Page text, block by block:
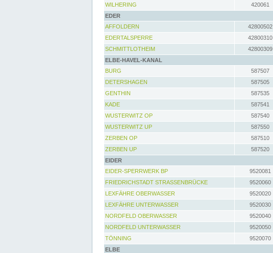
WILHERING
420061
EDER
AFFOLDERN
42800502
EDERTALSPERRE
42800310
SCHMITTLOTHEIM
42800309
ELBE-HAVEL-KANAL
BURG
587507
DETERSHAGEN
587505
GENTHIN
587535
KADE
587541
WUSTERWITZ OP
587540
WUSTERWITZ UP
587550
ZERBEN OP
587510
ZERBEN UP
587520
EIDER
EIDER-SPERRWERK BP
9520081
FRIEDRICHSTADT STRASSENBRÜCKE
9520060
LEXFÄHRE OBERWASSER
9520020
LEXFÄHRE UNTERWASSER
9520030
NORDFELD OBERWASSER
9520040
NORDFELD UNTERWASSER
9520050
TÖNNING
9520070
ELBE